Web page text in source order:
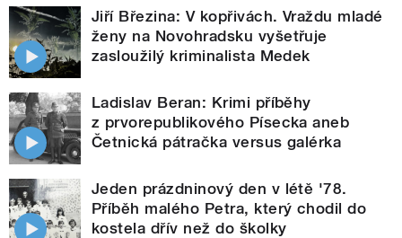
Jiří Březina: V kopřivách. Vraždu mladé
ženy na Novohradsku vyšetřuje
zasloužilý kriminalista Medek
Ladislav Beran: Krimi příběhy
z prvorepublikového Písecka aneb
Četnická pátračka versus galérka
Jeden prázdninový den v létě '78.
Příběh malého Petra, který chodil do
kostela dřív než do školky